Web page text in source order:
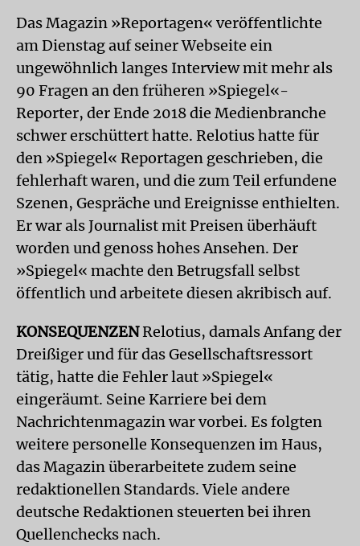
Das Magazin »Reportagen« veröffentlichte
am Dienstag auf seiner Webseite ein
ungewöhnlich langes Interview mit mehr als
90 Fragen an den früheren »Spiegel«-
Reporter, der Ende 2018 die Medienbranche
schwer erschüttert hatte. Relotius hatte für
den »Spiegel« Reportagen geschrieben, die
fehlerhaft waren, und die zum Teil erfundene
Szenen, Gespräche und Ereignisse enthielten.
Er war als Journalist mit Preisen überhäuft
worden und genoss hohes Ansehen. Der
»Spiegel« machte den Betrugsfall selbst
öffentlich und arbeitete diesen akribisch auf.
KONSEQUENZENRelotius, damals Anfang der
Dreißiger und für das Gesellschaftsressort
tätig, hatte die Fehler laut »Spiegel«
eingeräumt. Seine Karriere bei dem
Nachrichtenmagazin war vorbei. Es folgten
weitere personelle Konsequenzen im Haus,
das Magazin überarbeitete zudem seine
redaktionellen Standards. Viele andere
deutsche Redaktionen steuerten bei ihren
Quellenchecks nach.